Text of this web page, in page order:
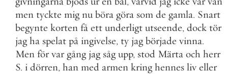
men tyckte mig nu böra göra som de gamla. Snart
begynte korten få ett underligt utseende, dock tör
jag ha spelat på ingivelse, ty jag började vinna.
Men för var gång jag såg upp, stod Märta och herr
S. i dörren, han med armen kring hennes liv eller